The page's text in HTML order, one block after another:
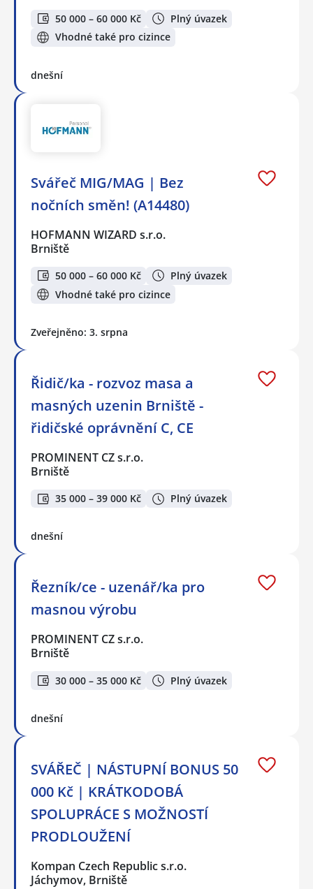
50 000 – 60 000 Kč
Plný úvazek
Vhodné také pro cizince
dnešní
Svářeč MIG/MAG | Bez
nočních směn! (A14480)
HOFMANN WIZARD s.r.o.
Brniště
50 000 – 60 000 Kč
Plný úvazek
Vhodné také pro cizince
Zveřejněno: 3. srpna
Řidič/ka - rozvoz masa a
masných uzenin Brniště -
řidičské oprávnění C, CE
PROMINENT CZ s.r.o.
Brniště
35 000 – 39 000 Kč Plný úvazek
dnešní
Řezník/ce - uzenář/ka pro
masnou výrobu
PROMINENT CZ s.r.o.
Brniště
30 000 – 35 000 Kč Plný úvazek
dnešní
SVÁŘEČ | NÁSTUPNÍ BONUS 50
000 Kč | KRÁTKODOBÁ
SPOLUPRÁCE S MOŽNOSTÍ
PRODLOUŽENÍ
Kompan Czech Republic s.r.o.
Jáchymov, Brniště